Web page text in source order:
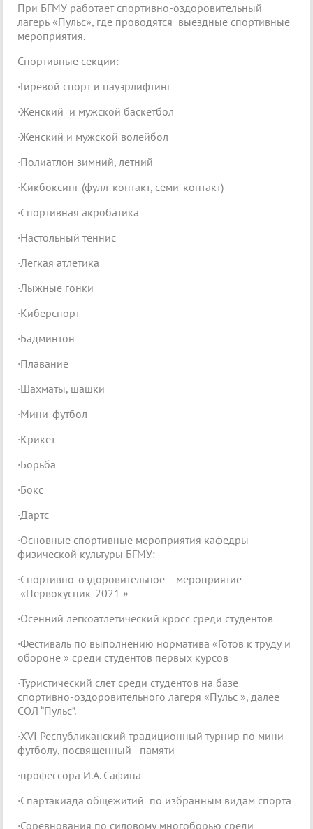
При БГМУ работает спортивно-оздоровительный
лагерь «Пульс», где проводятся выездные спортивные
мероприятия.
Спортивные секции:
·Гиревой спорт и пауэрлифтинг
·Женский и мужской баскетбол
·Женский и мужской волейбол
·Полиатлон зимний, летний
·Кикбоксинг (фулл-контакт, семи-контакт)
·Спортивная акробатика
·Настольный теннис
·Легкая атлетика
·Лыжные гонки
·Киберспорт
·Бадминтон
·Плавание
·Шахматы, шашки
·Мини-футбол
·Крикет
·Борьба
·Бокс
·Дартс
·Основные спортивные мероприятия кафедры
физической культуры БГМУ:
·Спортивно-оздоровительное мероприятие
«Первокусник-2021 »
·Осенний легкоатлетический кросс среди студентов
·Фестиваль по выполнению норматива «Готов к труду и
обороне » среди студентов первых курсов
·Туристический слет среди студентов на базе
спортивно-оздоровительного лагеря «Пульс », далее
CОЛ “Пульс”.
·XVI Республиканский традиционный турнир по мини-
футболу, посвященный памяти
·профессора И.А. Сафина
·Спартакиада общежитий по избранным видам спорта
·Соревнования по силовому многоборью среди